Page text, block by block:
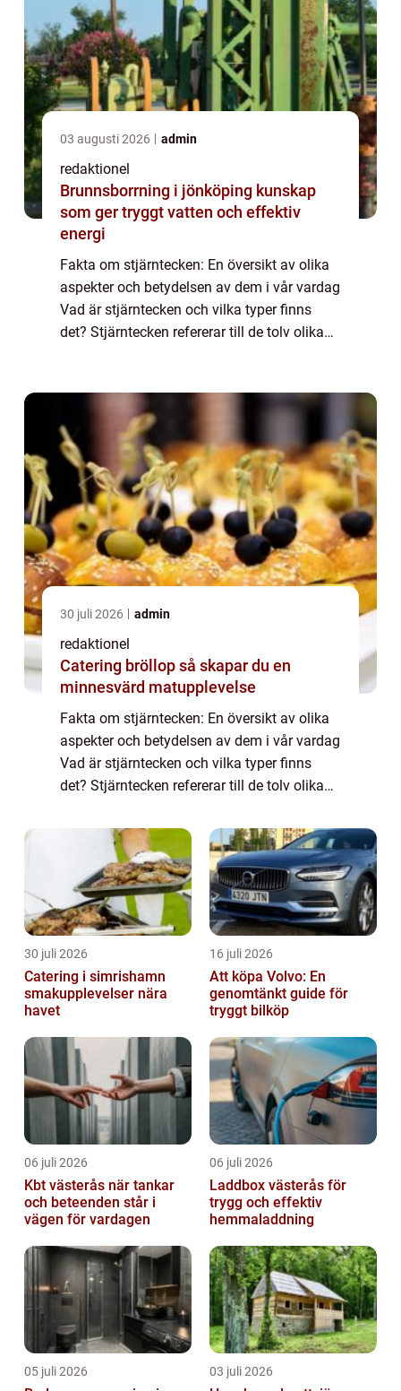
03 augusti 2026 admin
redaktionel
Brunnsborrning i jönköping kunskap
som ger tryggt vatten och effektiv
energi
Fakta om stjärntecken: En översikt av olika
aspekter och betydelsen av dem i vår vardag
Vad är stjärntecken och vilka typer finns
det? Stjärntecken refererar till de tolv olika
30 juli 2026 admin
redaktionel
Catering bröllop så skapar du en
minnesvärd matupplevelse
Fakta om stjärntecken: En översikt av olika
aspekter och betydelsen av dem i vår vardag
Vad är stjärntecken och vilka typer finns
det? Stjärntecken refererar till de tolv olika
cirkel uppdelad i tolv lika de...
30 juli 2026
Catering i simrishamn
smakupplevelser nära
havet
16 juli 2026
Att köpa Volvo: En
genomtänkt guide för
tryggt bilköp
06 juli 2026
Kbt västerås när tankar
och beteenden står i
vägen för vardagen
06 juli 2026
Laddbox västerås för
trygg och effektiv
hemmaladdning
05 juli 2026 03 juli 2026